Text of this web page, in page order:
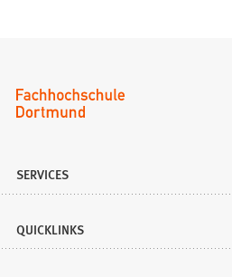
SERVICES
QUICKLINKS